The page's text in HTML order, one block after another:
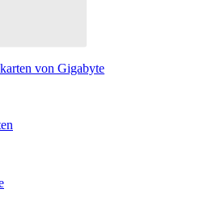
von Gigabyte